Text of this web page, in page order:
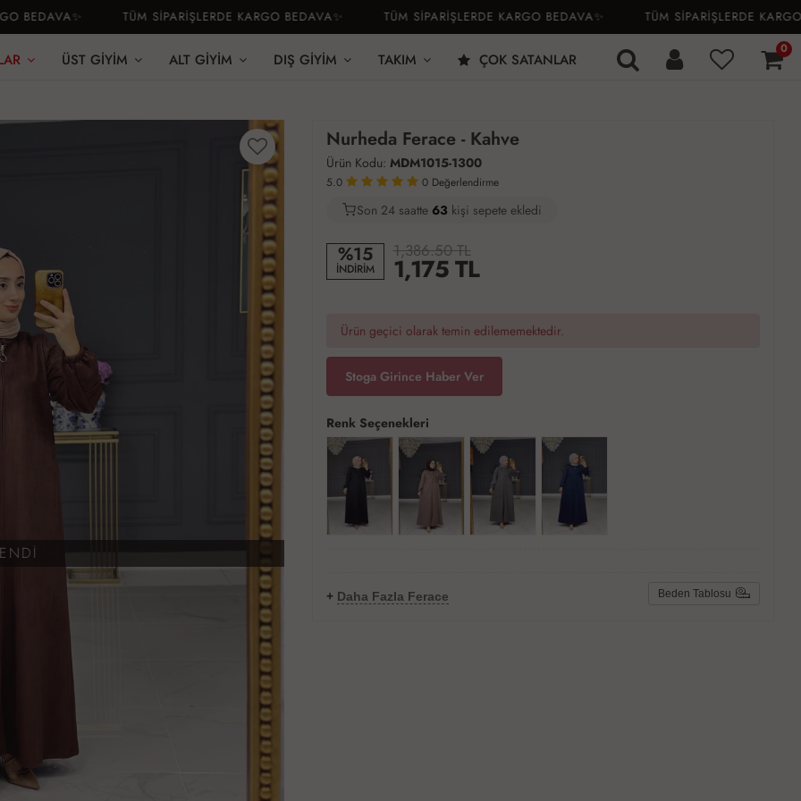
TÜM SİPARİŞLERDE KARGO BEDAVA✨ TÜM SİPARİŞLERDE KARGO BEDAVA✨ TÜM SİPARİŞLERDE KARGO
ÜST GIYIM ALT GIYIM DIŞ GIYIM TAKIM ÇOK SATANLAR
0
Nurheda Ferace - Kahve
Ürün Kodu: MDM1015-1300
5.0 0 Değerlendirme
31 65
Son 24 saatte 15kişi satın aldı
%15
İNDİRİM
1,386.50 TL
1,175TL
Ürün geçici olarak temin edilememektedir.
Stoga Girince Haber Ver
Renk Seçenekleri
+ Daha Fazla Ferace Beden Tablosu